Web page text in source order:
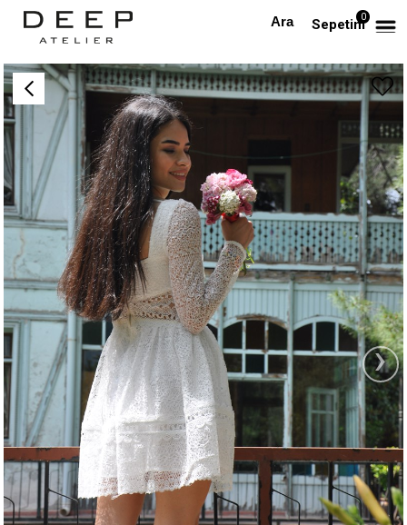
Sepetim0
Anasayfa Beyaz Uzun Kollu Dantel Tasarım Elbise
›